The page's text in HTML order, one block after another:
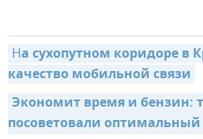
На сухопутном коридоре
качество мобильной связи
Экономит время и бензин:
посоветовали